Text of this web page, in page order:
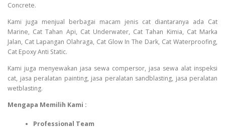
Concrete.
Kami juga menjual berbagai macam jenis cat diantaranya ada Cat
Marine, Cat Tahan Api, Cat Underwater, Cat Tahan Kimia, Cat Marka
Jalan, Cat Lapangan Olahraga, Cat Glow In The Dark, Cat Waterproofing,
Cat Epoxy Anti Static.
Kami juga menyewakan jasa sewa compersor, jasa sewa alat inspeksi
cat, jasa peralatan painting, jasa peralatan sandblasting, jasa peralatan
wetblasting.
Mengapa Memilih Kami :
Professional Team